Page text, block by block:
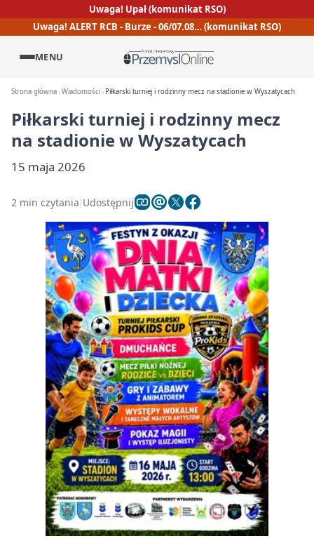
Uwaga! Upał (komunikat RSO)
Uwaga! ALERT RCB - Burze - 06/07.08… (komunikat RSO)
MENU
Strona główna Wiadomości Piłkarski turniej i rodzinny mecz na stadionie w Wyszatycach
Piłkarski turniej i rodzinny mecz
na stadionie w Wyszatycach
15 maja 2026
2 min czytania Udostępnij